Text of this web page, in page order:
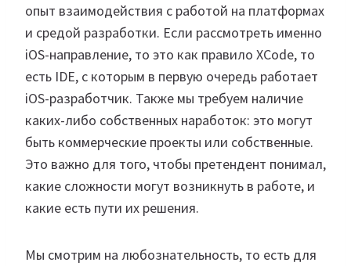
опыт взаимодействия с работой на платформах
и средой разработки. Если рассмотреть именно
iOS-направление, то это как правило XCode, то
есть IDE, с которым в первую очередь работает
iOS-разработчик. Также мы требуем наличие
каких-либо собственных наработок: это могут
быть коммерческие проекты или собственные.
Это важно для того, чтобы претендент понимал,
какие сложности могут возникнуть в работе, и
какие есть пути их решения.
Мы смотрим на любознательность, то есть для